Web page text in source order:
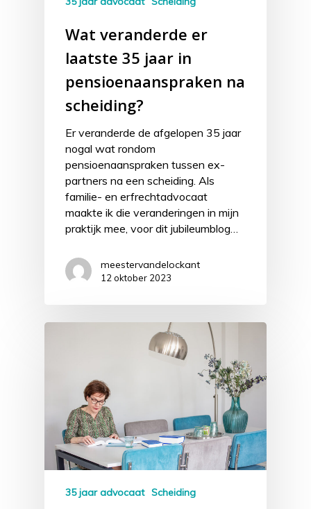
Wat veranderde er
laatste 35 jaar in
pensioenaanspraken na
scheiding?
Er veranderde de afgelopen 35 jaar
nogal wat rondom
pensioenaanspraken tussen ex-
partners na een scheiding. Als
familie- en erfrechtadvocaat
maakte ik die veranderingen in mijn
praktijk mee, voor dit jubileumblog…
meestervandelockant
12 oktober 2023
35 jaar advocaat Scheiding